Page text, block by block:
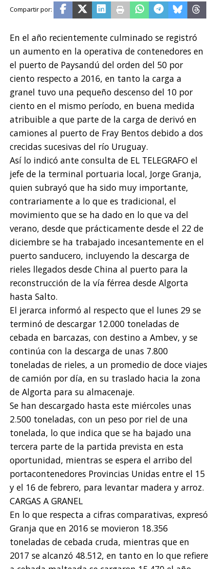
En el año recientemente culminado se registró
un aumento en la operativa de contenedores en
el puerto de Paysandú del orden del 50 por
ciento respecto a 2016, en tanto la carga a
granel tuvo una pequeño descenso del 10 por
ciento en el mismo período, en buena medida
atribuible a que parte de la carga de derivó en
camiones al puerto de Fray Bentos debido a dos
crecidas sucesivas del río Uruguay.
Así lo indicó ante consulta de EL TELEGRAFO el
jefe de la terminal portuaria local, Jorge Granja,
quien subrayó que ha sido muy importante,
contrariamente a lo que es tradicional, el
movimiento que se ha dado en lo que va del
verano, desde que prácticamente desde el 22 de
diciembre se ha trabajado incesantemente en el
puerto sanducero, incluyendo la descarga de
rieles llegados desde China al puerto para la
reconstrucción de la vía férrea desde Algorta
hasta Salto.
El jerarca informó al respecto que el lunes 29 se
terminó de descargar 12.000 toneladas de
cebada en barcazas, con destino a Ambev, y se
continúa con la descarga de unas 7.800
toneladas de rieles, a un promedio de doce viajes
de camión por día, en su traslado hacia la zona
de Algorta para su almacenaje.
Se han descargado hasta este miércoles unas
2.500 toneladas, con un peso por riel de una
tonelada, lo que indica que se ha bajado una
tercera parte de la partida prevista en esta
oportunidad, mientras se espera el arribo del
portacontenedores Provincias Unidas entre el 15
y el 16 de febrero, para levantar madera y arroz.
CARGAS A GRANEL
En lo que respecta a cifras comparativas, expresó
Granja que en 2016 se movieron 18.356
toneladas de cebada cruda, mientras que en
2017 se alcanzó 48.512, en tanto en lo que refiere